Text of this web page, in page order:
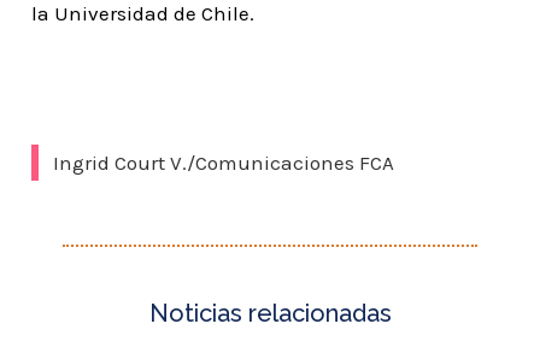
la Universidad de Chile.
Ingrid Court V./Comunicaciones FCA